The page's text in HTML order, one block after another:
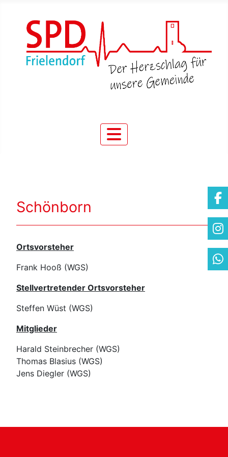
Schönborn
Ortsvorsteher
Frank Hooß (WGS)
Stellvertretender Ortsvorsteher
Steffen Wüst (WGS)
Mitglieder
Harald Steinbrecher (WGS)
Thomas Blasius (WGS)
Jens Diegler (WGS)